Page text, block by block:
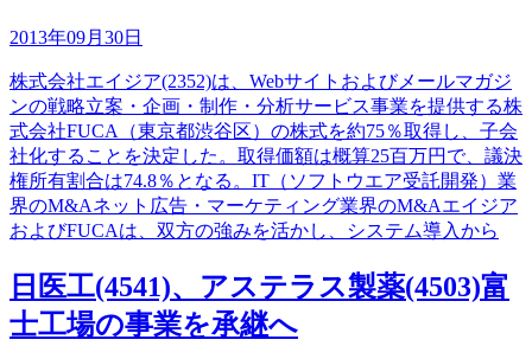
2013年09月30日
株式会社エイジア(2352)は、Webサイトおよびメールマガジ
ンの戦略立案・企画・制作・分析サービス事業を提供する株
式会社FUCA（東京都渋谷区）の株式を約75％取得し、子会
社化することを決定した。取得価額は概算25百万円で、議決
権所有割合は74.8％となる。IT（ソフトウエア受託開発）業
界のM&Aネット広告・マーケティング業界のM&Aエイジア
およびFUCAは、双方の強みを活かし、システム導入から
日医工(4541)、アステラス製薬(4503)富
士工場の事業を承継へ